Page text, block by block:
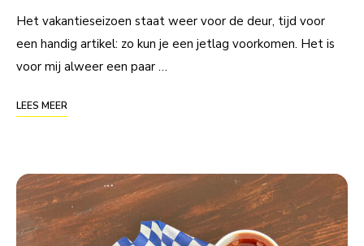
Het vakantieseizoen staat weer voor de deur, tijd voor
een handig artikel: zo kun je een jetlag voorkomen. Het is
voor mij alweer een paar …
LEES MEER